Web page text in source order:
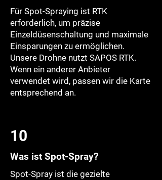
Für Spot-Spraying ist RTK
erforderlich, um präzise
Einzeldüsenschaltung und maximale
Einsparungen zu ermöglichen.
Unsere Drohne nutzt SAPOS RTK.
Wenn ein anderer Anbieter
verwendet wird, passen wir die Karte
entsprechend an.
10
Was ist Spot-Spray?
Spot-Spray ist die gezielte